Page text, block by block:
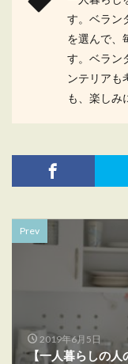
す。ベラン
を選んで、
す。ベラン
ンテリアも
も、楽しみ
Prev
2019年6月5日
【一人暮らしの人